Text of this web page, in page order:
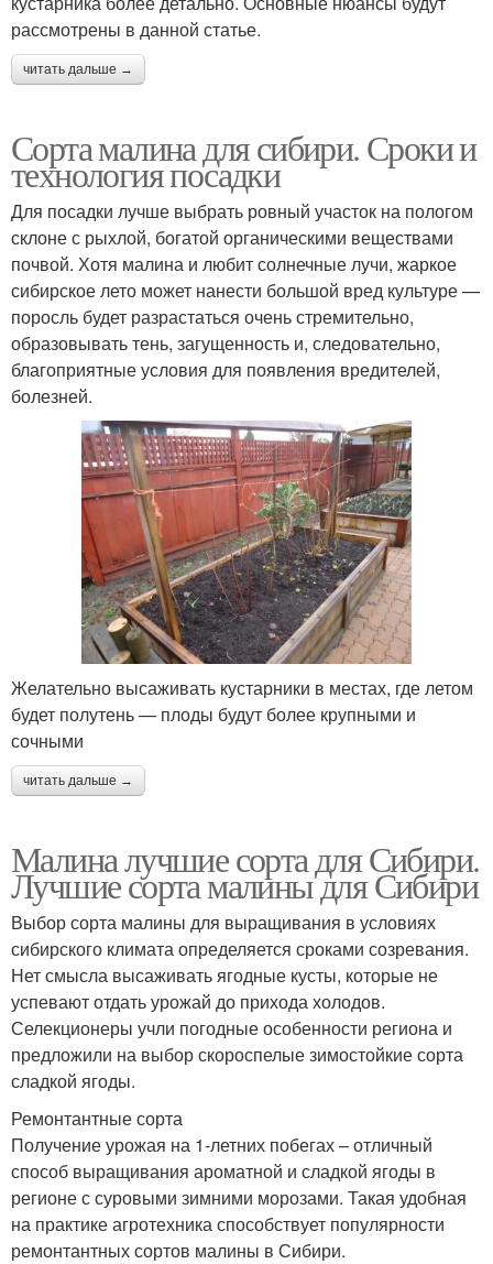
рассмотрены в данной статье.
читать дальше →
Сорта малина для сибири. Сроки и
технология посадки
Для посадки лучше выбрать ровный участок на пологом
склоне с рыхлой, богатой органическими веществами
почвой. Хотя малина и любит солнечные лучи, жаркое
сибирское лето может нанести большой вред культуре —
поросль будет разрастаться очень стремительно,
образовывать тень, загущенность и, следовательно,
благоприятные условия для появления вредителей,
болезней.
Желательно высаживать кустарники в местах, где летом
будет полутень — плоды будут более крупными и
сочными
читать дальше →
Малина лучшие сорта для Сибири.
Лучшие сорта малины для Сибири
Выбор сорта малины для выращивания в условиях
сибирского климата определяется сроками созревания.
Нет смысла высаживать ягодные кусты, которые не
успевают отдать урожай до прихода холодов.
Селекционеры учли погодные особенности региона и
предложили на выбор скороспелые зимостойкие сорта
сладкой ягоды.
Ремонтантные сорта
Получение урожая на 1-летних побегах – отличный
способ выращивания ароматной и сладкой ягоды в
регионе с суровыми зимними морозами. Такая удобная
на практике агротехника способствует популярности
ремонтантных сортов малины в Сибири.